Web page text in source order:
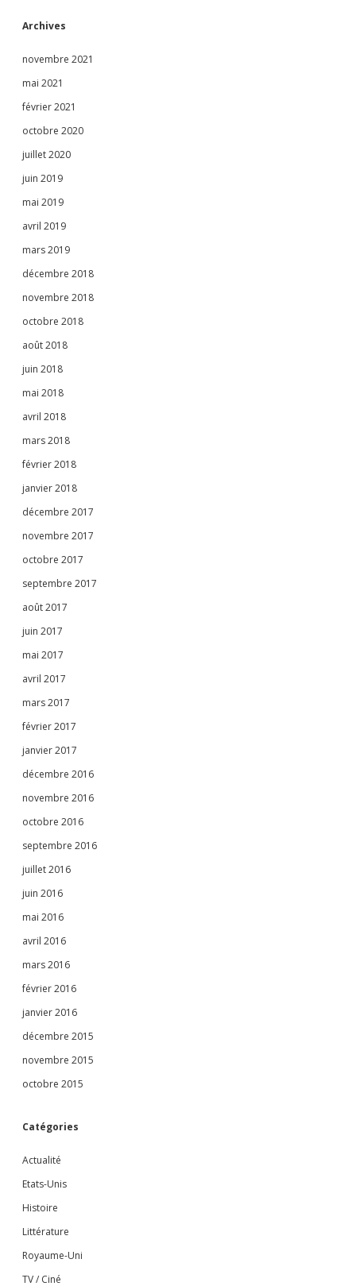
Archives
novembre 2021
mai 2021
février 2021
octobre 2020
juillet 2020
juin 2019
mai 2019
avril 2019
mars 2019
décembre 2018
novembre 2018
octobre 2018
août 2018
juin 2018
mai 2018
avril 2018
mars 2018
février 2018
janvier 2018
décembre 2017
novembre 2017
octobre 2017
septembre 2017
août 2017
juin 2017
mai 2017
avril 2017
mars 2017
février 2017
janvier 2017
décembre 2016
novembre 2016
octobre 2016
septembre 2016
juillet 2016
juin 2016
mai 2016
avril 2016
mars 2016
février 2016
janvier 2016
décembre 2015
novembre 2015
octobre 2015
Catégories
Actualité
Etats-Unis
Histoire
Littérature
Royaume-Uni
TV / Ciné